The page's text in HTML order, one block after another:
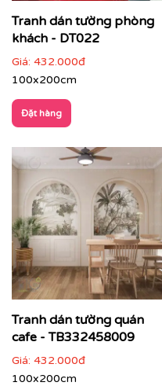
Tranh dán tường nhà
vải lụa, vải canvas cao
in UV cao cấp chuẩn
Tranh dán tường phòng
khách - DT022
Giá: 432.000đ
100x200cm
Đặt hàng
Tranh dán tường quán
cafe - TB332458009
Giá: 432.000đ
100x200cm